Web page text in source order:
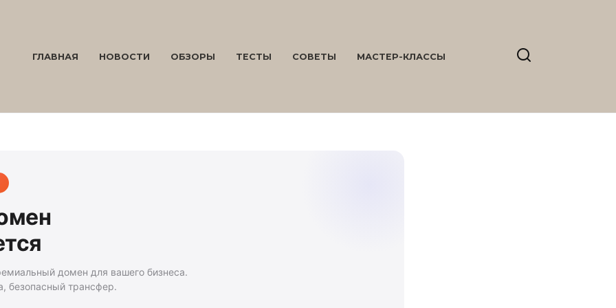
ГЛАВНАЯ НОВОСТИ ОБЗОРЫ ТЕСТЫ СОВЕТЫ МАСТЕР-КЛАССЫ
домен для вашего бизнеса.
безопасный трансфер.